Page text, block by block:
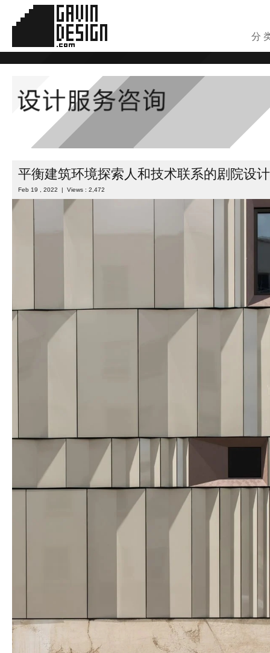
分
平衡建筑环境探索人和技术联系的剧院设计
Feb 19 , 2022 | Views : 2,472